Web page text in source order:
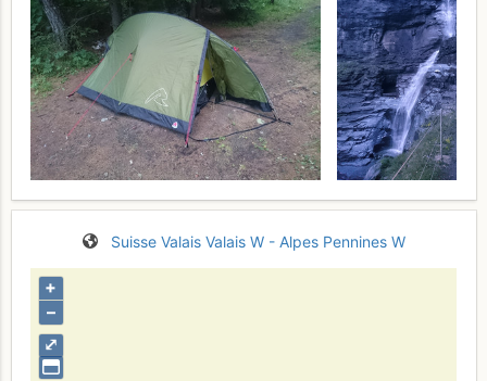
Suisse Valais Valais W - Alpes Pennines W
⤢
+
–